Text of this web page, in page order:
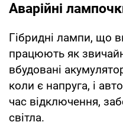
Аварійні
Гібридні лампи, що
працюють як
вбудовані
коли є напруга, і
час відключення,
світла.